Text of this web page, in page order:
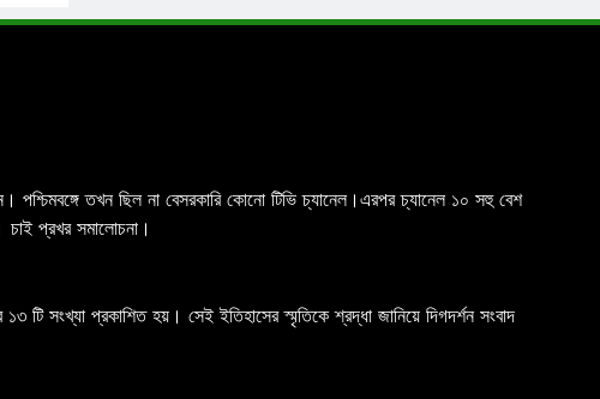
পশ্চিমবঙ্গে তখন ছিল না বেসরকারি কোনো টিভি চ্যানেল।এরপর চ্যানেল ১০ সহু বেশ
চাই প্রখর সমালোচনা।
টি সংখ্যা প্রকাশিত হয়। সেই ইতিহাসের স্মৃতিকে শ্রদ্ধা জানিয়ে দিগদর্শন সংবাদ